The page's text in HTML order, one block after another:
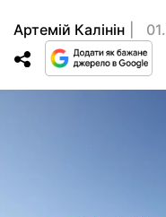
Артемій Калінін